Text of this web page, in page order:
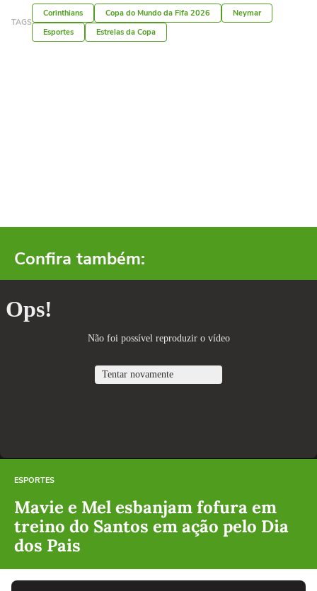
TAGS
Corinthians Copa do Mundo da Fifa 2026
Neymar
Esportes
Estrelas da Copa
Confira também:
ESPORTES
Mavie e Mel esbanjam fofura em
treino do Santos em ação pelo Dia
dos Pais